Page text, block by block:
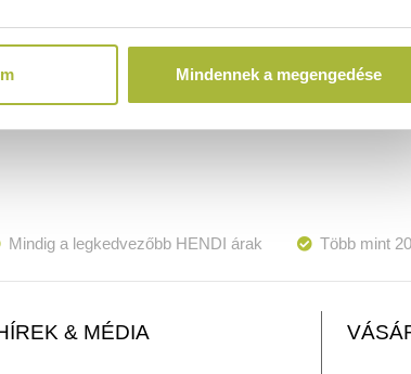
Mindennek a megengedése
Mindig a legkedvezőbb HENDI árak Több mint
& MÉDIA